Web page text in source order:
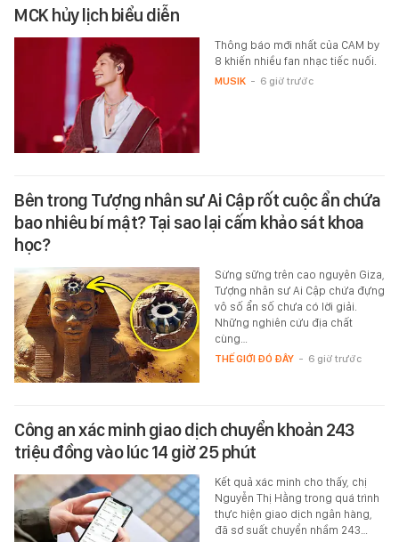
MCK hủy lịch biểu diễn
Thông báo mới nhất của CAM by
8 khiến nhiều fan nhạc tiếc nuối.
MUSIK - 6 giờ trước
Bên trong Tượng nhân sư Ai Cập rốt cuộc ẩn chứa
bao nhiêu bí mật? Tại sao lại cấm khảo sát khoa
học?
Sừng sững trên cao nguyên Giza,
Tượng nhân sư Ai Cập chứa đựng
vô số ẩn số chưa có lời giải.
Những nghiên cứu địa chất
cùng…
THẾ GIỚI ĐÓ ĐÂY - 6 giờ trước
Công an xác minh giao dịch chuyển khoản 243
triệu đồng vào lúc 14 giờ 25 phút
Kết quả xác minh cho thấy, chị
Nguyễn Thị Hằng trong quá trình
thực hiện giao dịch ngân hàng,
đã sơ suất chuyển nhầm 243…